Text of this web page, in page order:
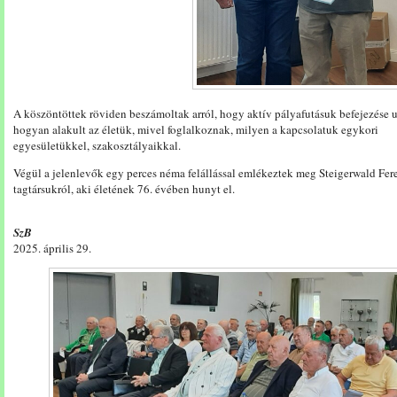
A köszöntöttek röviden beszámoltak arról, hogy aktív pályafutásuk befejezése
hogyan alakult az életük, mivel foglalkoznak, milyen a kapcsolatuk egykori
egyesületükkel, szakosztályaikkal.
Végül a jelenlevők egy perces néma felállással emlékeztek meg Steigerwald
tagtársukról, aki életének 76. évében hunyt el.
SzB
2025. április 29.